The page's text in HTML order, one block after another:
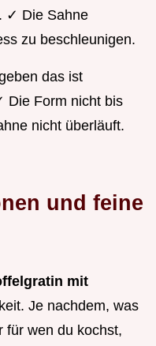
✓ Die Sahne
zu beschleunigen.
das ist
Die Form nicht bis
nicht überläuft.
und feine
mit
Je nachdem, was
für wen du kochst,